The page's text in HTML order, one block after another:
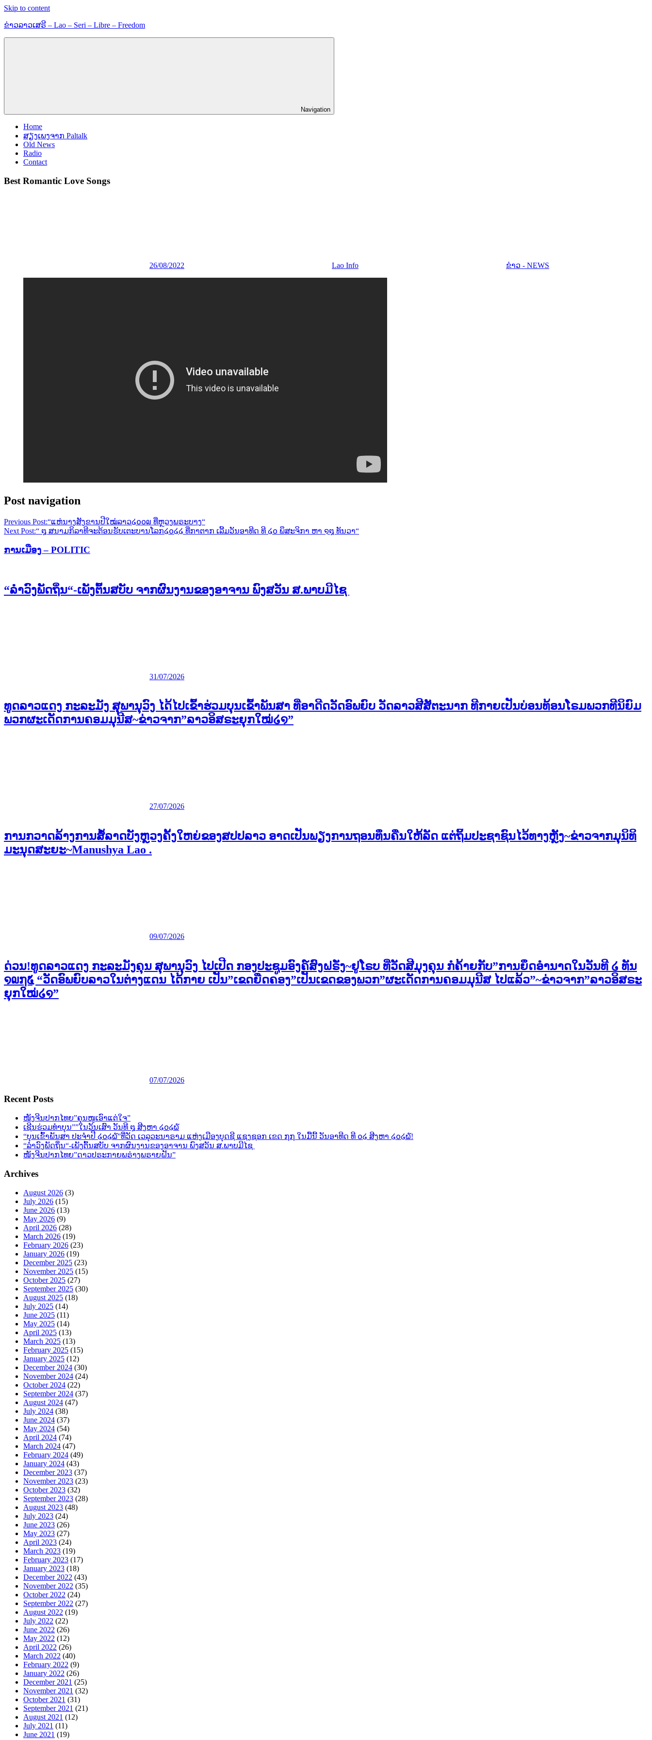
Skip to content
ຂ່າວລາວເສຣີ – Lao – Seri – Libre – Freedom
Navigation
Home
ສຽງເພງຈາກ Paltalk
Old News
Radio
Contact
Best Romantic Love Songs
26/08/2022 Lao Info ຂ່າວ - NEWS
Post navigation
Previous Post:“ແຫ່ນາງສັງຂານປີໃໝ່ລາວ໒໐໐໙ ທີ່ຫຼວງພຣະບາງ“
Next Post:“ ໘ ສນາມກິລາທີຈະຕ້ອນຮັບເຕະບານໂລກ໒໐໒໒ ທີ່ກາຕາກ ເລີ້ມວັນອາທີດ ທີ ໒໐ ພຶສະຈິກາ ຫາ ໑໘ ທັນວາ“
ການເມືອງ – POLITIC
“ລຳວົງພັດຖິ່ນ“-ເພັງຕົ້ນສບັບ ຈາກຜົນງານຂອງອາຈານ ພົງສວັນ ສ.ພາບມີໄຊ
31/07/2026
ທູດລາວແດງ ກະລະມັງ ສຸພານຸວົງ ໄດ້ໄປເຂົ້າຮ່ວມບຸນເຂົ້າພັນສາ ທີ່ອາດີດວັດອົພຍົບ ວັດລາວສີສັຕະນາກ ທີກາຍເປັນບ່ອນທ້ອນໂຣມພວກທີນິຍົມ
ພວກຜະເດັດການຄອມມຸນີສ~ຂ່າວຈາກ”ລາວອິສຣະຍຸກໃໝ່໒໑”
27/07/2026
ການກວາດລ້າງການສໍ້ລາດບັງຫຼວງຄັ້ງໃຫຍ່ຂອງສປປລາວ ອາດເປັນພຽງການຖອນທຶນຄືນໃຫ້ລັດ ແຕ່ຖິ້ມປະຊາຊົນໄວ້ທາງຫຼັງ~ຂ່າວຈາກມຸນິທິ
ມະນຸດສະຍະ~Manushya Lao .
09/07/2026
ດ່ວນ!ທູດລາວແດງ ກະລະມັງຄຸນ ສຸພານຸວົງ ໄປເປີດ ກອງປະຊູມອົງຄ໌ສົງຝຣັ່ງ~ຢູໂຣບ ທີ່ວັດສີມຸງຄຸນ ກໍຄ້າຍກັບ”ການຍຶດອຳນາດໃນວັນທີ ໒ ທັນ
໑໙໗໕ “ວັດອົພຍົບລາວໃນຕ່າງແດນ ໄດ້ກາຍ ເປັນ”ເຂດຍືດຄອງ”ເປັນເຂດຂອງພວກ”ຜະເດັດການຄອມມຸນີສ ໄປແລ້ວ”~ຂ່າວຈາກ”ລາວອິສຣະ
ຍຸກໃໝ່໒໑”
07/07/2026
Recent Posts
ໜັງຈີນປາກໄທຍ”ຄຸນໜູເອົາແຕ່ໃຈ”
ເຊີນຮ່ວມທຳບຸນ””ໃນວັນເສົາ ວັນທີ ໘ ສີງຫາ ໒໐໒໖
“ບຸນເຂົ້າພັນສາ ປະຈຳປີ ໒໐໒໖”ທີ່ວັດ ເວລຸວະນາຣາມ ແຫ່ງເມືອງບຸດຊີ ແຊງຊອກ ເຂດ ໗໗ ໃນມື້ນີ້ ວັນອາທີດ ທີ ໐໒ ສີງຫາ ໒໐໒໖!
“ລຳວົງພັດຖິ່ນ“-ເພັງຕົ້ນສບັບ ຈາກຜົນງານຂອງອາຈານ ພົງສວັນ ສ.ພາບມີໄຊ
ໜັງຈີນປາກໄທຍ”ດາວປຣະກາຍພຣ່າງພຣາຍຝັນ”
Archives
August 2026 (3)
July 2026 (15)
June 2026 (13)
May 2026 (9)
April 2026 (28)
March 2026 (19)
February 2026 (23)
January 2026 (19)
December 2025 (23)
November 2025 (15)
October 2025 (27)
September 2025 (30)
August 2025 (18)
July 2025 (14)
June 2025 (11)
May 2025 (14)
April 2025 (13)
March 2025 (13)
February 2025 (15)
January 2025 (12)
December 2024 (30)
November 2024 (24)
October 2024 (22)
September 2024 (37)
August 2024 (47)
July 2024 (38)
June 2024 (37)
May 2024 (54)
April 2024 (74)
March 2024 (47)
February 2024 (49)
January 2024 (43)
December 2023 (37)
November 2023 (23)
October 2023 (32)
September 2023 (28)
August 2023 (48)
July 2023 (24)
June 2023 (26)
May 2023 (27)
April 2023 (24)
March 2023 (19)
February 2023 (17)
January 2023 (18)
December 2022 (43)
November 2022 (35)
October 2022 (24)
September 2022 (27)
August 2022 (19)
July 2022 (22)
June 2022 (26)
May 2022 (12)
April 2022 (26)
March 2022 (40)
February 2022 (9)
January 2022 (26)
December 2021 (25)
November 2021 (32)
October 2021 (31)
September 2021 (21)
August 2021 (12)
July 2021 (11)
June 2021 (19)